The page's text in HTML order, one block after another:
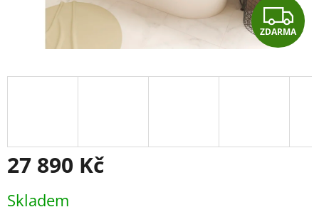
Z
D
A
ZDARMA
27 890 Kč
cena:
Skladem